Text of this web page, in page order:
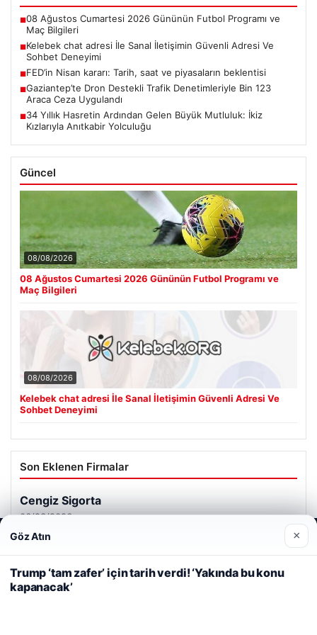
■08 Ağustos Cumartesi 2026 Gününün Futbol Programı ve
Maç Bilgileri
■Kelebek chat adresi İle Sanal İletişimin Güvenli Adresi Ve
Sohbet Deneyimi
■FED’in Nisan kararı: Tarih, saat ve piyasaların beklentisi
■Gaziantep’te Dron Destekli Trafik Denetimleriyle Bin 123
Araca Ceza Uygulandı
■34 Yıllık Hasretin Ardından Gelen Büyük Mutluluk: İkiz
Kızlarıyla Anıtkabir Yolculuğu
Güncel
08/08/2026
08 Ağustos Cumartesi 2026 Gününün Futbol Programı ve
Maç Bilgileri
08/08/2026
Kelebek chat adresi İle Sanal İletişimin Güvenli Adresi Ve
Sohbet Deneyimi
Son Eklenen Firmalar
Web sitemizi nasıl kullandığınızı daha iyi anlayabilmek,
deneyiminizi kişiselleştirmek ve geliştirmek amacıyla çerezler
kullanıyoruz.
Çerez Politikamız
Reddet
Göz Atın ×
Trump ‘tam zafer’ için tarih verdi! ‘Yakında bu konu
kapanacak’